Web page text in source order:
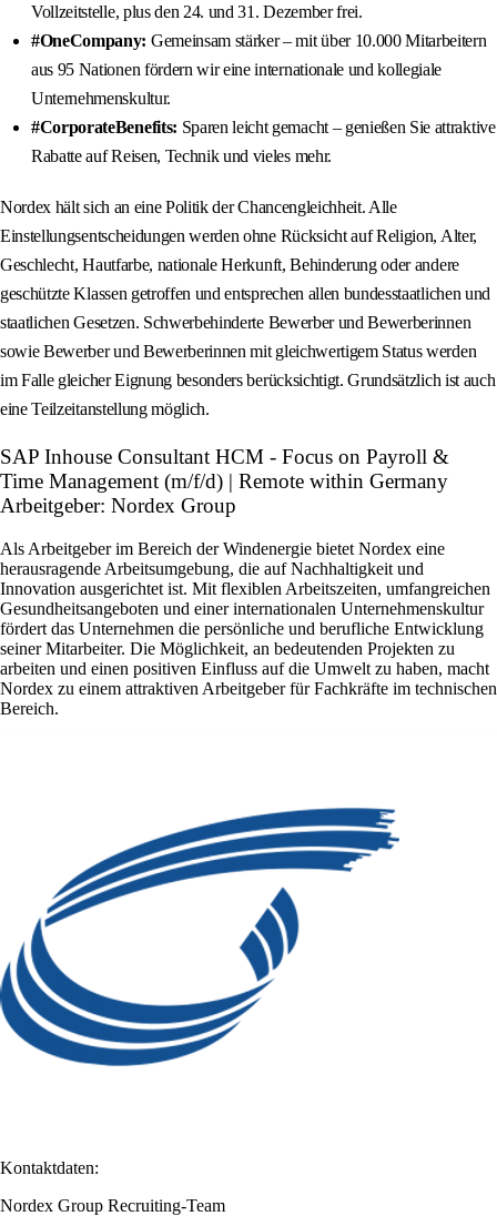
Vollzeitstelle, plus den 24. und 31. Dezember frei.
#OneCompany: Gemeinsam stärker – mit über 10.000 Mitarbeitern
aus 95 Nationen fördern wir eine internationale und kollegiale
Unternehmenskultur.
#CorporateBenefits: Sparen leicht gemacht – genießen Sie attraktive
Rabatte auf Reisen, Technik und vieles mehr.
Nordex hält sich an eine Politik der Chancengleichheit. Alle
Einstellungsentscheidungen werden ohne Rücksicht auf Religion, Alter,
Geschlecht, Hautfarbe, nationale Herkunft, Behinderung oder andere
geschützte Klassen getroffen und entsprechen allen bundesstaatlichen und
staatlichen Gesetzen. Schwerbehinderte Bewerber und Bewerberinnen
sowie Bewerber und Bewerberinnen mit gleichwertigem Status werden
im Falle gleicher Eignung besonders berücksichtigt. Grundsätzlich ist auch
eine Teilzeitanstellung möglich.
SAP Inhouse Consultant HCM - Focus on Payroll &
Time Management (m/f/d) | Remote within Germany
Arbeitgeber: Nordex Group
Als Arbeitgeber im Bereich der Windenergie bietet Nordex eine
herausragende Arbeitsumgebung, die auf Nachhaltigkeit und
Innovation ausgerichtet ist. Mit flexiblen Arbeitszeiten, umfangreichen
Gesundheitsangeboten und einer internationalen Unternehmenskultur
fördert das Unternehmen die persönliche und berufliche Entwicklung
seiner Mitarbeiter. Die Möglichkeit, an bedeutenden Projekten zu
arbeiten und einen positiven Einfluss auf die Umwelt zu haben, macht
Nordex zu einem attraktiven Arbeitgeber für Fachkräfte im technischen
Bereich.
Kontaktdaten:
Nordex Group Recruiting-Team